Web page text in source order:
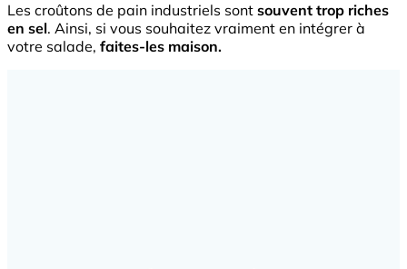
Les croûtons de pain industriels sont souvent trop riches
en sel. Ainsi, si vous souhaitez vraiment en intégrer à
votre salade, faites-les maison.